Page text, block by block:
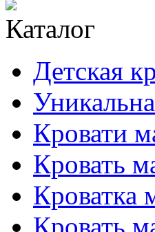
Каталог
Детская
Кровати
Кровать
Кроватка